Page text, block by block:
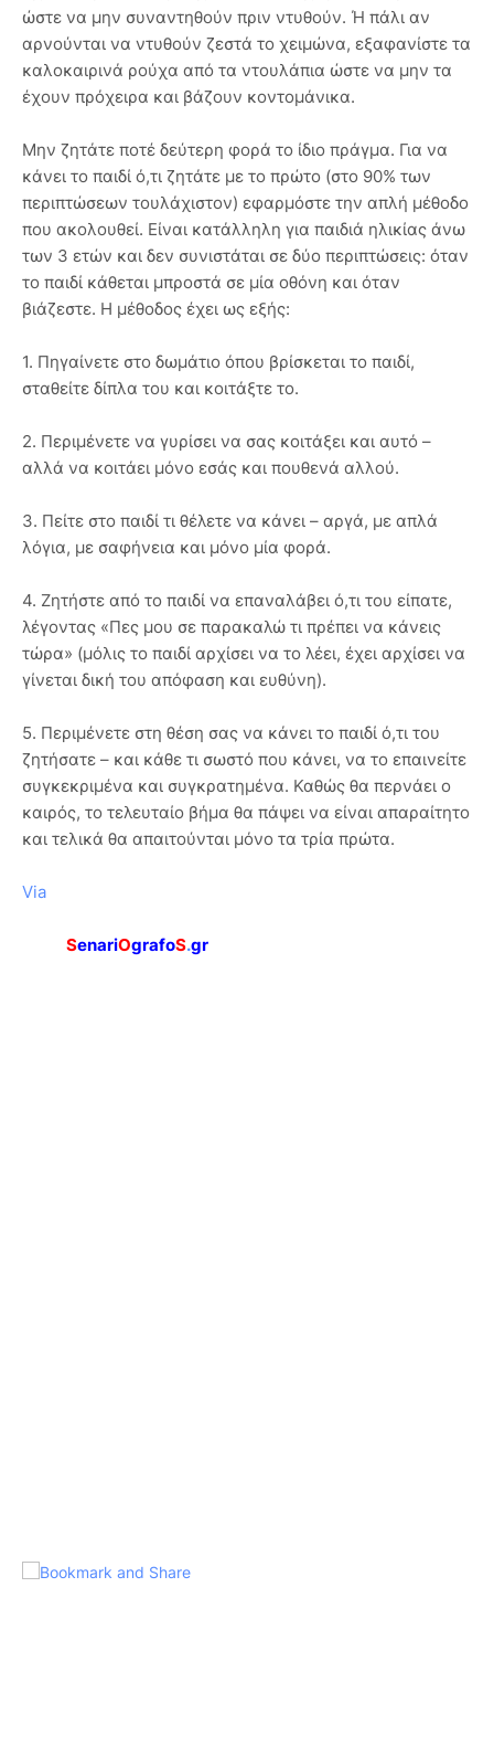
ώστε να μην συναντηθούν πριν ντυθούν. Ή πάλι αν
αρνούνται να ντυθούν ζεστά το χειμώνα, εξαφανίστε τα
καλοκαιρινά ρούχα από τα ντουλάπια ώστε να μην τα
έχουν πρόχειρα και βάζουν κοντομάνικα.
Μην ζητάτε ποτέ δεύτερη φορά το ίδιο πράγμα. Για να
κάνει το παιδί ό,τι ζητάτε με το πρώτο (στο 90% των
περιπτώσεων τουλάχιστον) εφαρμόστε την απλή μέθοδο
που ακολουθεί. Είναι κατάλληλη για παιδιά ηλικίας άνω
των 3 ετών και δεν συνιστάται σε δύο περιπτώσεις: όταν
το παιδί κάθεται μπροστά σε μία οθόνη και όταν
βιάζεστε. Η μέθοδος έχει ως εξής:
1. Πηγαίνετε στο δωμάτιο όπου βρίσκεται το παιδί,
σταθείτε δίπλα του και κοιτάξτε το.
2. Περιμένετε να γυρίσει να σας κοιτάξει και αυτό –
αλλά να κοιτάει μόνο εσάς και πουθενά αλλού.
3. Πείτε στο παιδί τι θέλετε να κάνει – αργά, με απλά
λόγια, με σαφήνεια και μόνο μία φορά.
4. Ζητήστε από το παιδί να επαναλάβει ό,τι του είπατε,
λέγοντας «Πες μου σε παρακαλώ τι πρέπει να κάνεις
τώρα» (μόλις το παιδί αρχίσει να το λέει, έχει αρχίσει να
γίνεται δική του απόφαση και ευθύνη).
5. Περιμένετε στη θέση σας να κάνει το παιδί ό,τι του
ζητήσατε – και κάθε τι σωστό που κάνει, να το επαινείτε
συγκεκριμένα και συγκρατημένα. Καθώς θα περνάει ο
καιρός, το τελευταίο βήμα θα πάψει να είναι απαραίτητο
και τελικά θα απαιτούνται μόνο τα τρία πρώτα.
Via
SenariOgrafoS.gr